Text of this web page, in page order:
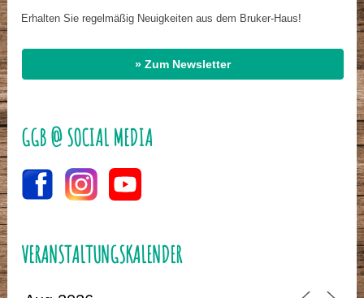
Erhalten Sie regelmäßig Neuigkeiten aus dem Bruker-Haus!
» Zum Newsletter
GGB @ SOCIAL MEDIA
VERANSTALTUNGSKALENDER